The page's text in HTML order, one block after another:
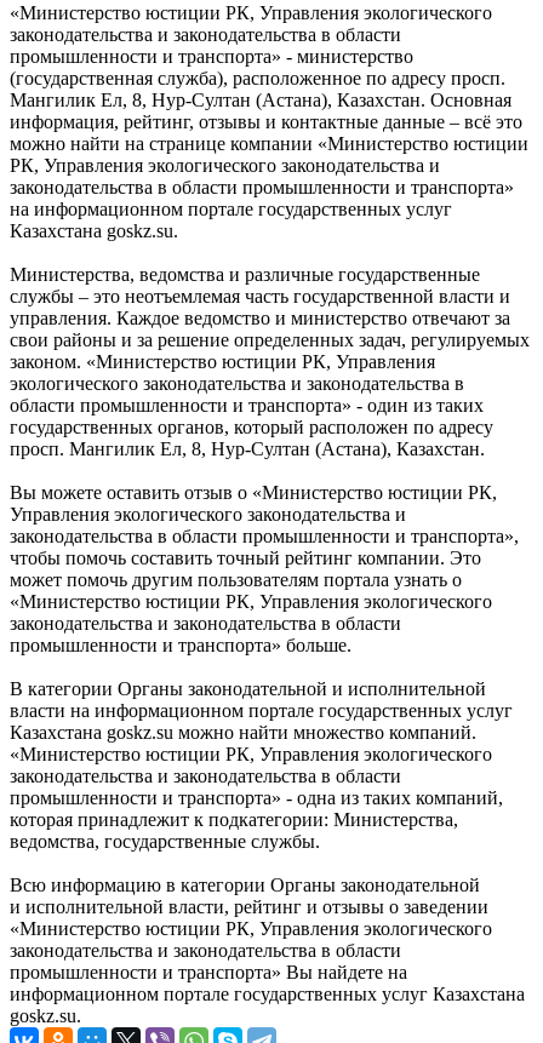
«Министерство юстиции РК, Управления экологического
законодательства и законодательства в области
промышленности и транспорта» - министерство
(государственная служба), расположенное по адресу просп.
Мангилик Ел, 8, Нур-Султан (Астана), Казахстан. Основная
информация, рейтинг, отзывы и контактные данные – всё это
можно найти на странице компании «Министерство юстиции
РК, Управления экологического законодательства и
законодательства в области промышленности и транспорта»
на информационном портале государственных услуг
Казахстана goskz.su.
Министерства, ведомства и различные государственные
службы – это неотъемлемая часть государственной власти и
управления. Каждое ведомство и министерство отвечают за
свои районы и за решение определенных задач, регулируемых
законом. «Министерство юстиции РК, Управления
экологического законодательства и законодательства в
области промышленности и транспорта» - один из таких
государственных органов, который расположен по адресу
просп. Мангилик Ел, 8, Нур-Султан (Астана), Казахстан.
Вы можете оставить отзыв о «Министерство юстиции РК,
Управления экологического законодательства и
законодательства в области промышленности и транспорта»,
чтобы помочь составить точный рейтинг компании. Это
может помочь другим пользователям портала узнать о
«Министерство юстиции РК, Управления экологического
законодательства и законодательства в области
промышленности и транспорта» больше.
В категории Органы законодательной и исполнительной
власти на информационном портале государственных услуг
Казахстана goskz.su можно найти множество компаний.
«Министерство юстиции РК, Управления экологического
законодательства и законодательства в области
промышленности и транспорта» - одна из таких компаний,
которая принадлежит к подкатегории: Министерства,
ведомства, государственные службы.
Всю информацию в категории Органы законодательной
и исполнительной власти, рейтинг и отзывы о заведении
«Министерство юстиции РК, Управления экологического
законодательства и законодательства в области
промышленности и транспорта» Вы найдете на
информационном портале государственных услуг Казахстана
goskz.su.